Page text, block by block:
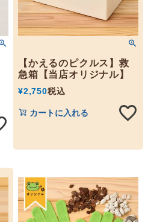
【かえるのピクルス】救
急箱【当店オリジナル】
¥2,750税込
カートに入れる